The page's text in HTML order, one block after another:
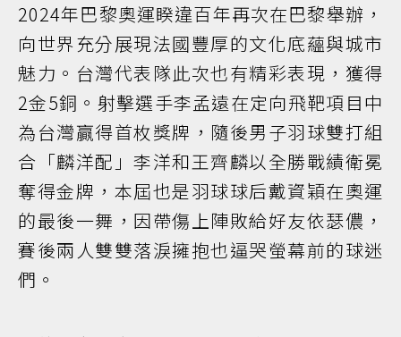
2024年巴黎奧運睽違百年再次在巴黎舉辦，
向世界充分展現法國豐厚的文化底蘊與城市
魅力。台灣代表隊此次也有精彩表現，獲得
2金5銅。射擊選手李孟遠在定向飛靶項目中
為台灣贏得首枚獎牌，隨後男子羽球雙打組
合「麟洋配」李洋和王齊麟以全勝戰績衛冕
奪得金牌，本屆也是羽球球后戴資穎在奧運
的最後一舞，因帶傷上陣敗給好友依瑟儂，
賽後兩人雙雙落淚擁抱也逼哭螢幕前的球迷
們。